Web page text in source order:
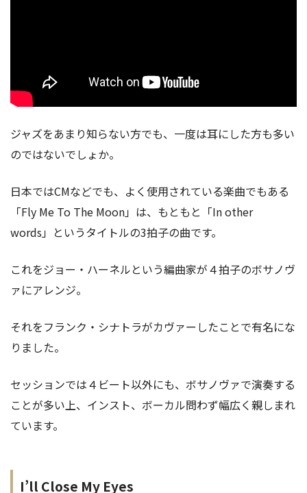
ジャズをあまり知らない方でも、一度は耳にした方も多い
のではないでしょか。
日本ではCMなどでも、よく使用されている楽曲でもある
「Fly Me To The Moon」は、もともと「In other
words」というタイトルの3拍子の曲です。
これをジョー・ハーネルという編曲家が４拍子のボサノヴ
ァにアレンジ。
それをフランク・シナトラがカヴァーしたことで有名にな
りました。
セッションでは４ビート以外にも、ボサノヴァで演奏する
ことが多い上、インスト、ボーカル問わず幅広く親しまれ
ています。
I’ll Close My Eyes